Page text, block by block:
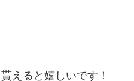
えると嬉しいです！